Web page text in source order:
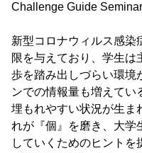
Challenge Guide
新型コロナウィルス感染
限を与えており、学生は
歩を踏み出しづらい環境
ンでの情報量も増えてい
埋もれやすい状況が生ま
れが『個』を磨き、大学
していくためのヒント